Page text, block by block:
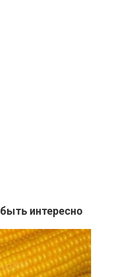
интересно